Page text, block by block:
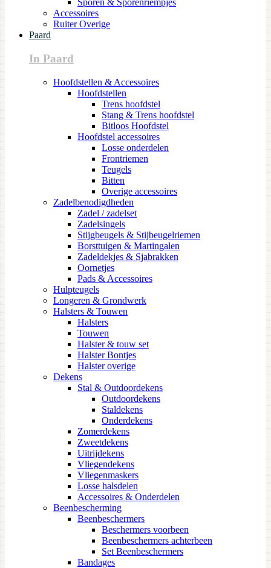
Sporen & Sporenriempjes
Accessoires
Ruiter Overige
Paard
In Paard
Hoofdstellen & Accessoires
Hoofdstellen
Trens hoofdstel
Stang & Trens hoofdstel
Bitloos Hoofdstel
Hoofdstel accessoires
Losse onderdelen
Frontriemen
Teugels
Bitten
Overige accessoires
Zadelbenodigdheden
Zadel / zadelset
Zadelsingels
Stijgbeugels & Stijbeugelriemen
Borsttuigen & Martingalen
Zadeldekjes & Sjabrakken
Oornetjes
Pads & Accessoires
Hulpteugels
Longeren & Grondwerk
Halsters & Touwen
Halsters
Touwen
Halster & touw set
Halster Bontjes
Halster overige
Dekens
Stal & Outdoordekens
Outdoordekens
Staldekens
Onderdekens
Zomerdekens
Zweetdekens
Uitrijdekens
Vliegendekens
Vliegenmaskers
Losse halsdelen
Accessoires & Onderdelen
Beenbescherming
Beenbeschermers
Beschermers voorbeen
Beenbeschermers achterbeen
Set Beenbeschermers
Bandages